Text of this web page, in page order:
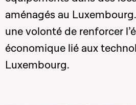
aménagés au
une volonté de renforcer
économique lié aux
Luxembourg.